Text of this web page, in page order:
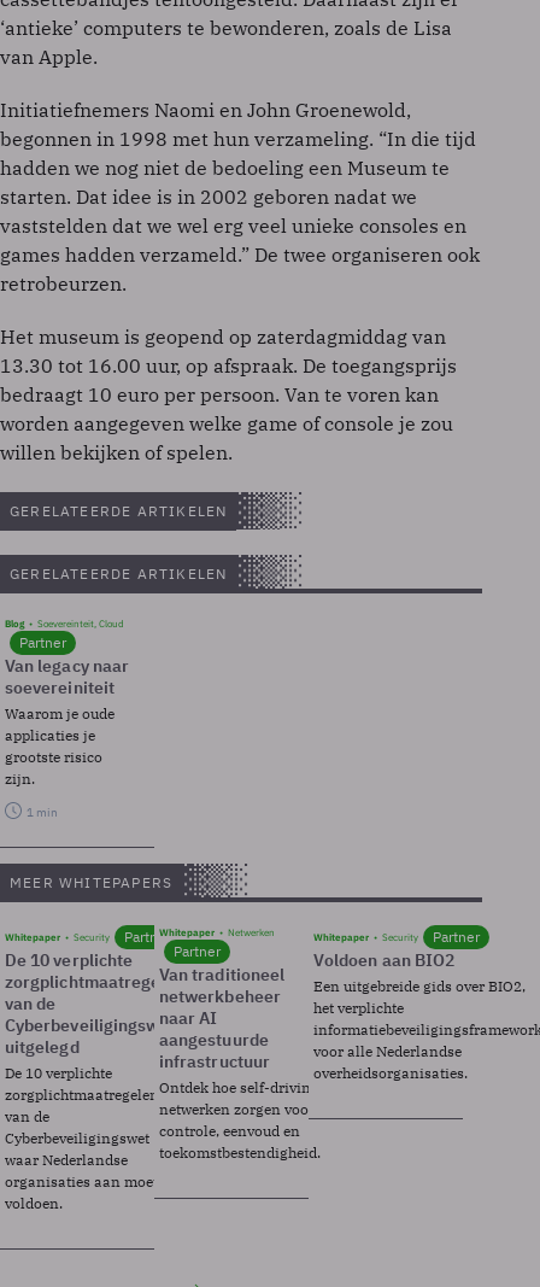
‘antieke’ computers te bewonderen, zoals de Lisa
van Apple.
Initiatiefnemers Naomi en John Groenewold,
begonnen in 1998 met hun verzameling. “In die tijd
hadden we nog niet de bedoeling een Museum te
starten. Dat idee is in 2002 geboren nadat we
vaststelden dat we wel erg veel unieke consoles en
games hadden verzameld.” De twee organiseren ook
retrobeurzen.
Het museum is geopend op zaterdagmiddag van
13.30 tot 16.00 uur, op afspraak. De toegangsprijs
bedraagt 10 euro per persoon. Van te voren kan
worden aangegeven welke game of console je zou
willen bekijken of spelen.
GERELATEERDE ARTIKELEN
GERELATEERDE ARTIKELEN
Blog Soevereinteit, Cloud
Partner
Van legacy naar
soevereiniteit
Waarom je oude
applicaties je
grootste risico
zijn.
1 min
MEER WHITEPAPERS
Whitepaper Security Partner
De 10 verplichte
zorgplichtmaatregelen
van de
Cyberbeveiligingswet
uitgelegd
De 10 verplichte
zorgplichtmaatregelen
van de
Cyberbeveiligingswet
waar Nederlandse
organisaties aan moeten
voldoen.
Whitepaper Netwerken
Partner
Van traditioneel
netwerkbeheer
naar AI
aangestuurde
infrastructuur
Ontdek hoe self-driving
netwerken zorgen voor
controle, eenvoud en
toekomstbestendigheid.
Whitepaper Security Partner
Voldoen aan BIO2
Een uitgebreide gids over BIO2,
het verplichte
voor alle Nederlandse
overheidsorganisaties.